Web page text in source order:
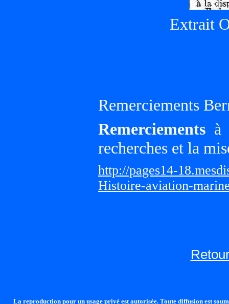
Extrait
Remerciements
Remerciements à
recherches et la
http://pages14-
Histoire-aviation-
La reproduction pour un usage privé est autorisée. Toute diffusion est